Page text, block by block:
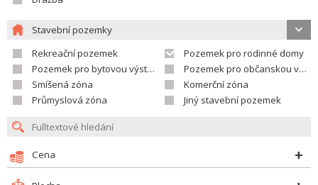
Stavební pozemky
Rekreační pozemek
Pozemek pro rodinné domy
Pozemek pro bytovou výstavbu
Pozemek pro občanskou vybavenost
Smíšená zóna
Komerční zóna
Průmyslová zóna
Jiný stavební pozemek
Cena